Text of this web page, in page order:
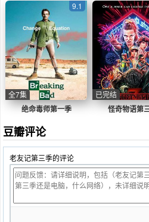
绝命毒师第一季
9.1
全7集
怪奇物语第
已完结
豆瓣评论
老友记第三季的评论